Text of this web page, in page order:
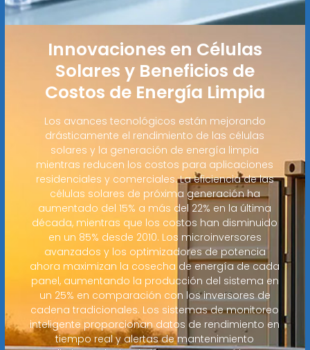
Innovaciones en Células
Solares y Beneficios de
Costos de Energía Limpia
Los avances tecnológicos están mejorando
drásticamente el rendimiento de las células
solares y la generación de energía limpia
mientras reducen los costos para aplicaciones
residenciales y comerciales. La eficiencia de las
células solares de próxima generación ha
aumentado del 15% a más del 22% en la última
década, mientras que los costos han disminuido
en un 85% desde 2010. Los microinversores
avanzados y los optimizadores de potencia
ahora maximizan la cosecha de energía de cada
panel, aumentando la producción del sistema en
un 25% en comparación con los inversores de
cadena tradicionales. Los sistemas de monitoreo
inteligente proporcionan datos de rendimiento en
tiempo real y alertas de mantenimiento